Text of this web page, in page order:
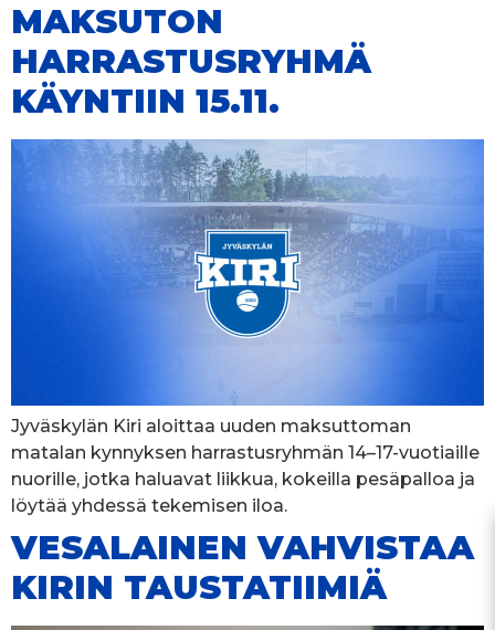
MAKSUTON
HARRASTUSRYHMÄ
KÄYNTIIN 15.11.
Jyväskylän Kiri aloittaa uuden maksuttoman
matalan kynnyksen harrastusryhmän 14–17-vuotiaille
nuorille, jotka haluavat liikkua, kokeilla pesäpalloa ja
löytää yhdessä tekemisen iloa.
VESALAINEN VAHVISTAA
KIRIN TAUSTATIIMIÄ